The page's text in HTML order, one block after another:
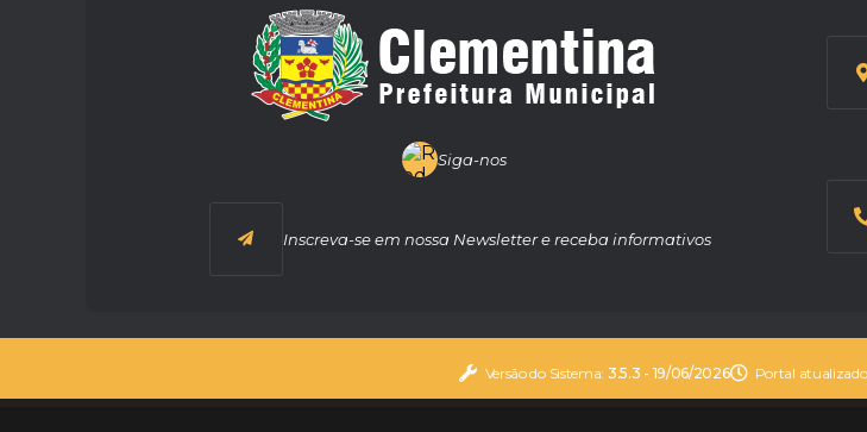
Siga-nos
Inscreva-se em nossa Newsletter e receba informativos
Versão do Sistema: 3.5.3 - 19/06/2026 Portal